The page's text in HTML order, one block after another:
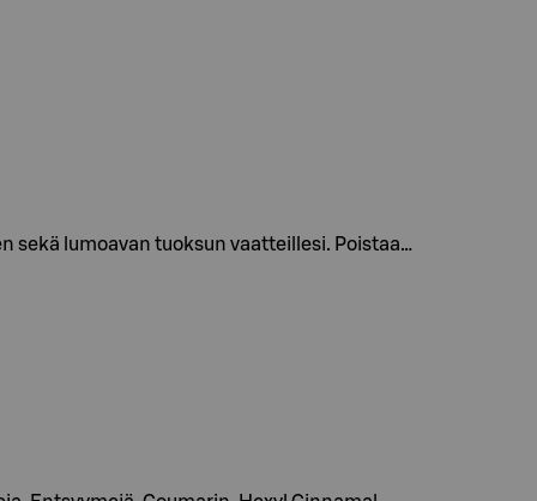
sekä lumoavan tuoksun vaatteillesi. Poistaa…